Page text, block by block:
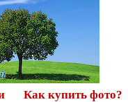
Как купить фото?